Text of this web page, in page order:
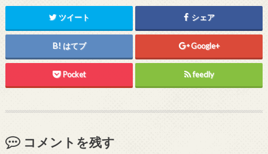
ツイート シェア
はてブ Google+
Pocket feedly
コメントを残す